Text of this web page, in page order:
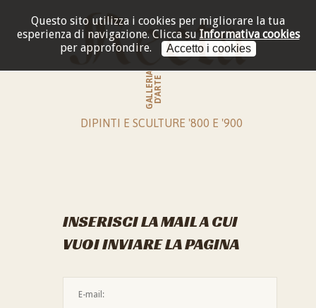
Questo sito utilizza i cookies per migliorare la tua
esperienza di navigazione. Clicca su Informativa cookies
per approfondire.
Accetto i cookies
GALLERIAD'ARTE
DIPINTI E SCULTURE '800 E '900
INSERISCI LA MAIL A CUI
VUOI INVIARE LA PAGINA